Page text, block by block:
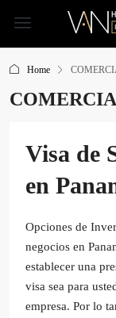
Home
Visa de
en
Opciones de
negocios en
establecer una
visa sea para
empresa. Por lo